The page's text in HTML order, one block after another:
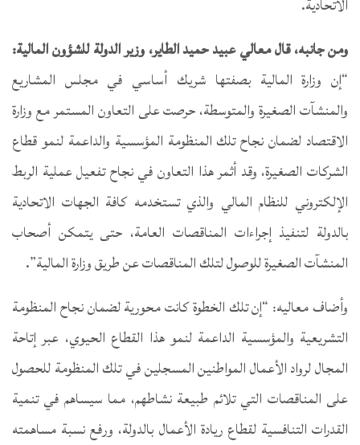
ومن جانبه، قال معالي عبيد حميد الطاير، وزير الدولة للشؤون المالية:
“إن وزارة المالية بصفتها شريك أساسي في مجلس المشاريع
والمنشآت الصغيرة والمتوسطة، حرصت على التعاون المستمر مع وزارة
الاقتصاد لضمان نجاح تلك المنظومة المؤسسية والداعمة لنمو قطاع
الشركات الصغيرة، وقد أثمر هذا التعاون في نجاح تفعيل عملية الربط
الإلكتروني للنظام المالي والذي تستخدمه كافة الجهات الاتحادية
بالدولة لتنفيذ إجراءات المناقصات العامة، حتى يتمكن أصحاب
المنشآت الصغيرة للوصول لتلك المناقصات عن طريق وزارة المالية”.
وأضاف معاليه: “إن تلك الخطوة كانت محورية لضمان نجاح المنظومة
التشريعية والمؤسسية الداعمة لنمو هذا القطاع الحيوي، عبر إتاحة
المجال لرواد الأعمال المواطنين المسجلين في تلك المنظومة للحصول
على المناقصات التي تلائم طبيعة نشاطهم، مما سيساهم في تنمية
القدرات التنافسية لقطاع ريادة الأعمال بالدولة، ورفع نسبة مساهمته